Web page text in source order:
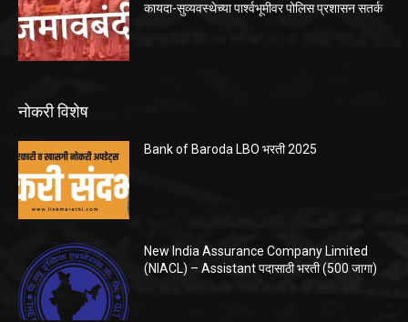
कायदा-सुव्यवस्थेच्या पार्श्वभूमीवर पोलिस प्रशासन सतर्क
नोकरी विशेष
Bank of Baroda LBO भरती 2025
New India Assurance Company Limited
(NIACL) – Assistant पदासाठी भरती (500 जागा)